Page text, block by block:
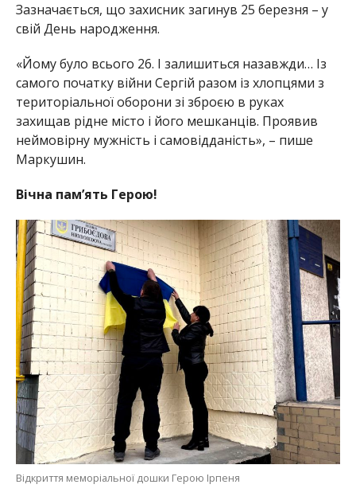
Зазначається, що захисник загинув 25 березня – у
свій День народження.
«Йому було всього 26. І залишиться назавжди… Із
самого початку війни Сергій разом із хлопцями з
територіальної оборони зі зброєю в руках
захищав рідне місто і його мешканців. Проявив
неймовірну мужність і самовідданість», – пише
Маркушин.
Вічна пам’ять Герою!
Відкриття меморіальної дошки Герою Ірпеня